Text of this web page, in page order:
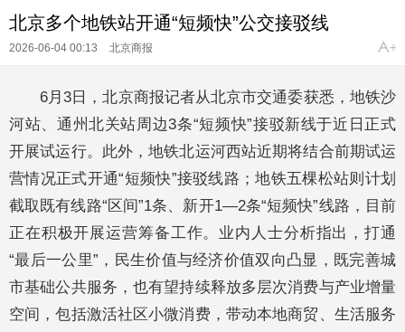
北京多个地铁站开通“短频快”公交接驳线
2026-06-04 00:13 北京商报
6月3日，北京商报记者从北京市交通委获悉，地铁沙
河站、通州北关站周边3条“短频快”接驳新线于近日正式
开展试运行。此外，地铁北运河西站近期将结合前期试运
营情况正式开通“短频快”接驳线路；地铁五棵松站则计划
截取既有线路“区间”1条、新开1—2条“短频快”线路，目前
正在积极开展运营筹备工作。业内人士分析指出，打通
“最后一公里”，民生价值与经济价值双向凸显，既完善城
市基础公共服务，也有望持续释放多层次消费与产业增量
空间，包括激活社区小微消费，带动本地商贸、生活服务